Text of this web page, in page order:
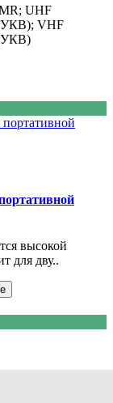
UHF
VHF
высокой
для дву..